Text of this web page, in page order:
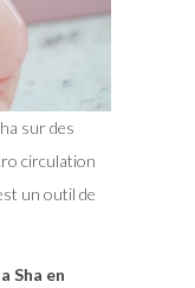
sur des
circulation
un outil de
Sha en